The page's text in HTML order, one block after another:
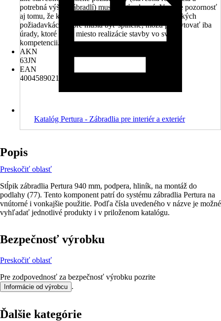
potrebná výška zábradlí) musia byť splnené. Venujte pozornosť
aj tomu, že kompletné informácie o stavebnotechnických
požiadavkách, ktoré musia byť splnené, môžu poskytovať iba
úrady, ktoré majú miesto realizácie stavby vo svojej
kompetencii.
AKN
63JN
EAN
4004589021308, 4306517224356
Katalóg Pertura - Zábradlia pre interiér a exteriér
Popis
Preskočiť oblasť
Stĺpik zábradlia Pertura 940 mm, podpera, hliník, na montáž do
podlahy (77). Tento komponent patrí do systému zábradlia Pertura na
vnútorné i vonkajšie použitie. Podľa čísla uvedeného v názve je možné
vyhľadať jednotlivé produkty i v priloženom katalógu.
Bezpečnosť výrobku
Preskočiť oblasť
Pre zodpovednosť za bezpečnosť výrobku pozrite
Informácie od výrobcu .
Ďalšie kategórie